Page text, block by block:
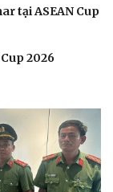
tại ASEAN Cup
2026